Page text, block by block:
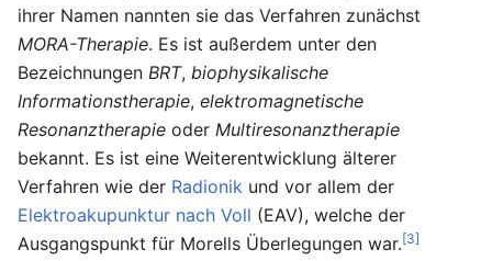
ihrer Namen nannten sie das Verfahren zunächst
MORA-Therapie. Es ist außerdem unter den
Bezeichnungen BRT, biophysikalische
Informationstherapie, elektromagnetische
Resonanztherapie oder Multiresonanztherapie
bekannt. Es ist eine Weiterentwicklung älterer
Verfahren wie der Radionik und vor allem der
Elektroakupunktur nach Voll (EAV), welche der
Ausgangspunkt für Morells Überlegungen war.[3]